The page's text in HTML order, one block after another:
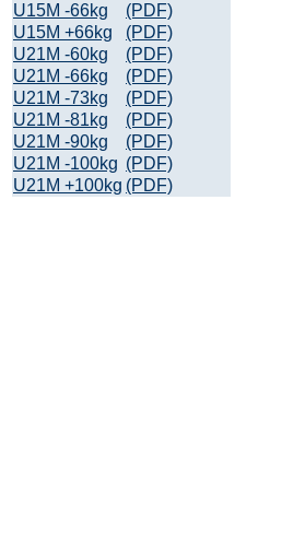
U15M -66kg
(PDF)
U15M +66kg
(PDF)
U21M -60kg
(PDF)
U21M -66kg
(PDF)
U21M -73kg
(PDF)
U21M -81kg
(PDF)
U21M -90kg
(PDF)
U21M -100kg (PDF)
U21M +100kg (PDF)